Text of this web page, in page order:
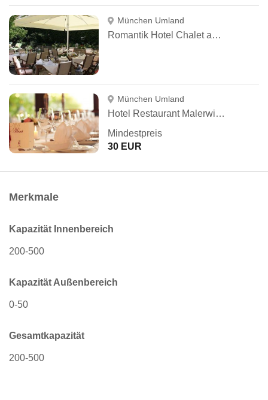
München Umland
Romantik Hotel Chalet am Kiental
München Umland
Hotel Restaurant Malerwinkel
Mindestpreis
30 EUR
Merkmale
Kapazität Innenbereich
200-500
Kapazität Außenbereich
0-50
Gesamtkapazität
200-500